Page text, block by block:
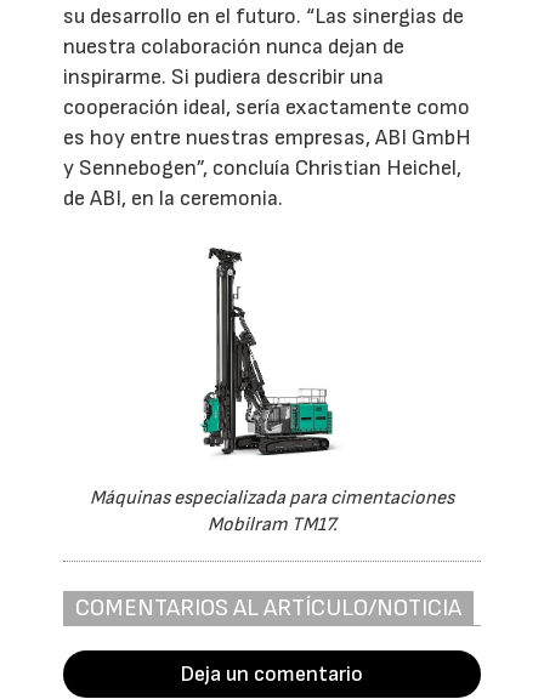
su desarrollo en el futuro. “Las sinergias de
nuestra colaboración nunca dejan de
inspirarme. Si pudiera describir una
cooperación ideal, sería exactamente como
es hoy entre nuestras empresas, ABI GmbH
y Sennebogen”, concluía Christian Heichel,
de ABI, en la ceremonia.
Máquinas especializada para cimentaciones
Mobilram TM17.
COMENTARIOS AL ARTÍCULO/NOTICIA
Deja un comentario